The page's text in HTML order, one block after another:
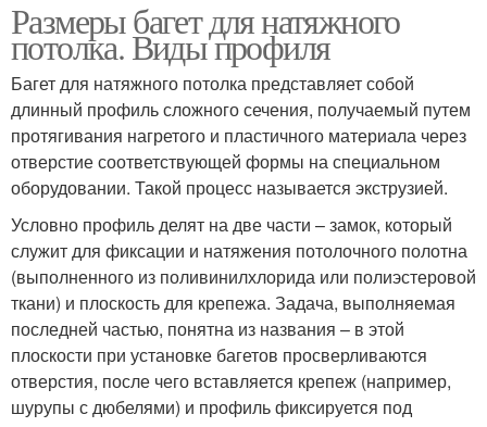
Размеры багет для натяжного
потолка. Виды профиля
Багет для натяжного потолка представляет собой
длинный профиль сложного сечения, получаемый путем
протягивания нагретого и пластичного материала через
отверстие соответствующей формы на специальном
оборудовании. Такой процесс называется экструзией.
Условно профиль делят на две части – замок, который
служит для фиксации и натяжения потолочного полотна
(выполненного из поливинилхлорида или полиэстеровой
ткани) и плоскость для крепежа. Задача, выполняемая
последней частью, понятна из названия – в этой
плоскости при установке багетов просверливаются
отверстия, после чего вставляется крепеж (например,
шурупы с дюбелями) и профиль фиксируется под